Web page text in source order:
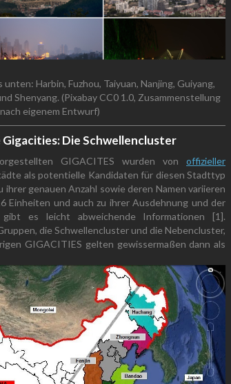
Harbin, Fuzhou, Taiyuan, Nanjing, Guiyang,
Shenyang. (Pixabay CC0 1.0, Zusammenstellung
nach eigenem Entwurf)
Die Schwellencluster
GIGACITES wurden von offizieller
als potentielle Kandidaten für diesen Stadttyp
ihrer genauen Anzahl sowie deren Namen variieren
Einheiten und auch zu ihrer Ausdehnung und der
es leicht abweichende Informationen [1].
die Schwellencluster und die Nebencluster,
GIGACITIES gelten gewissermaßen dann als